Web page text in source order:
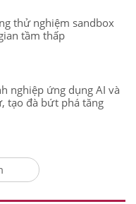
thử nghiệm sandbox
tầm thấp
nghiệp ứng dụng AI và
tạo đà bứt phá tăng